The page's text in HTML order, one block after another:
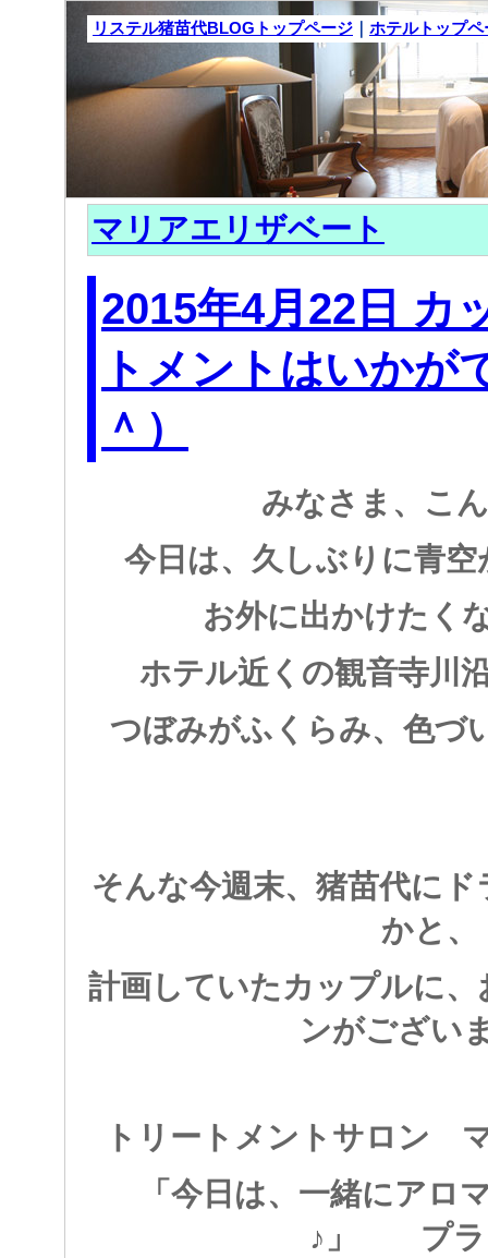
リステル猪苗代BLOGトップページ ｜ ホテルトップペ
マリアエリザベート
2015年4月22日 カ
トメントはいかが
＾）
みなさま、こ
今日は、久しぶりに青
お外に出かけたく
ホテル近くの観音寺川
つぼみがふくらみ、色づ
そんな今週末、猪苗代に
かと、
計画していたカップルに
ンがござい
トリートメントサロン
「今日は、一緒にアロ
♪」 プラ